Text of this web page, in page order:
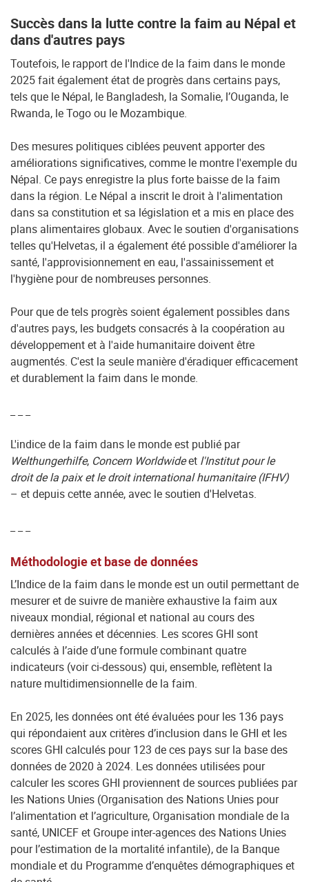
Succès dans la lutte contre la faim au Népal et
dans d'autres pays
Toutefois, le rapport de l'Indice de la faim dans le monde
2025 fait également état de progrès dans certains pays,
tels que le Népal, le Bangladesh, la Somalie, l’Ouganda, le
Rwanda, le Togo ou le Mozambique.
Des mesures politiques ciblées peuvent apporter des
améliorations significatives, comme le montre l'exemple du
Népal. Ce pays enregistre la plus forte baisse de la faim
dans la région. Le Népal a inscrit le droit à l'alimentation
dans sa constitution et sa législation et a mis en place des
plans alimentaires globaux. Avec le soutien d'organisations
telles qu'Helvetas, il a également été possible d'améliorer la
santé, l'approvisionnement en eau, l'assainissement et
l'hygiène pour de nombreuses personnes.
Pour que de tels progrès soient également possibles dans
d'autres pays, les budgets consacrés à la coopération au
développement et à l'aide humanitaire doivent être
augmentés. C'est la seule manière d'éradiquer efficacement
et durablement la faim dans le monde.
L'indice de la faim dans le monde est publié par
Welthungerhilfe, Concern Worldwideet l'Institut pour le
droit de la paix et le droit international humanitaire (IFHV)
– et depuis cette année, avec le soutien d'Helvetas.
Méthodologie et base de données
L’Indice de la faim dans le monde est un outil permettant de
mesurer et de suivre de manière exhaustive la faim aux
niveaux mondial, régional et national au cours des
dernières années et décennies. Les scores GHI sont
calculés à l’aide d’une formule combinant quatre
indicateurs (voir ci-dessous) qui, ensemble, reflètent la
nature multidimensionnelle de la faim.
En 2025, les données ont été évaluées pour les 136 pays
qui répondaient aux critères d’inclusion dans le GHI et les
scores GHI calculés pour 123 de ces pays sur la base des
données de 2020 à 2024. Les données utilisées pour
calculer les scores GHI proviennent de sources publiées par
les Nations Unies (Organisation des Nations Unies pour
l’alimentation et l’agriculture, Organisation mondiale de la
santé, UNICEF et Groupe inter-agences des Nations Unies
pour l’estimation de la mortalité infantile), de la Banque
mondiale et du Programme d’enquêtes démographiques et